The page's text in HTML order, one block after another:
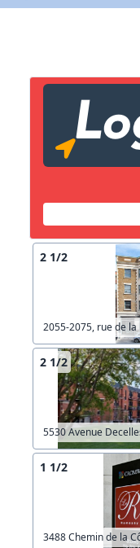
2 1/2
2055-2075, rue de
2 1/2
5530 Avenue
1 1/2
3488 Chemin de la
Lien vers
Copier lien